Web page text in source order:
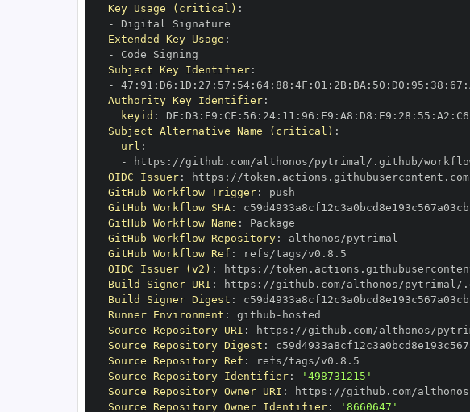
Key Usage (critical) :
-
Extended Key Usage :
-
Subject Key Identifier:
-
47 : 91 : D6 : 1D : 27 : 57 : 54: 64: 88 : 4F : 01 : 2B: BA : 50 : D0 : 95 : 38 : 67 :
Authority Key Identifier:
keyid : DF : D3 : E9 : CF : 56 : 24: 11 : 96 : F9 : A8 : D8 : E9 : 28 : 55 : A2 : C6
Subject Alternative Name (critical) :
url :
-
https :
OIDC Issuer: https :
//token.actions.githubusercontent.com
GitHub Workflow Trigger:
GitHub Workflow SHA:
GitHub Workflow Name :
GitHub Workflow Repository:
GitHub Workflow Ref :
OIDC Issuer (v2) : https :
Build Signer URI : https :
Build Signer Digest :
Runner Environment : github -
Source Repository URI : https :
Source Repository Digest :
Source Repository Ref :
Source Repository Identifier:
'498731215'
Source Repository Owner URI : https :
Source Repository Owner Identifier: '8660647'